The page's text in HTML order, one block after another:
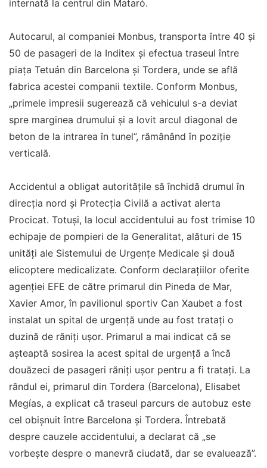
internată la centrul din Mataró.
Autocarul, al companiei Monbus, transporta între 40 și
50 de pasageri de la Inditex și efectua traseul între
piața Tetuán din Barcelona și Tordera, unde se află
fabrica acestei companii textile. Conform Monbus,
„primele impresii sugerează că vehiculul s-a deviat
spre marginea drumului și a lovit arcul diagonal de
beton de la intrarea în tunel”, rămânând în poziție
verticală.
Accidentul a obligat autoritățile să închidă drumul în
direcția nord și Protecția Civilă a activat alerta
Procicat. Totuși, la locul accidentului au fost trimise 10
echipaje de pompieri de la Generalitat, alături de 15
unități ale Sistemului de Urgențe Medicale și două
elicoptere medicalizate. Conform declarațiilor oferite
agenției EFE de către primarul din Pineda de Mar,
Xavier Amor, în pavilionul sportiv Can Xaubet a fost
instalat un spital de urgență unde au fost tratați o
duzină de răniți ușor. Primarul a mai indicat că se
așteaptă sosirea la acest spital de urgență a încă
douăzeci de pasageri răniți ușor pentru a fi tratați. La
rândul ei, primarul din Tordera (Barcelona), Elisabet
Megías, a explicat că traseul parcurs de autobuz este
cel obișnuit între Barcelona și Tordera. Întrebată
despre cauzele accidentului, a declarat că „se
vorbește despre o manevră ciudată, dar se evaluează”.